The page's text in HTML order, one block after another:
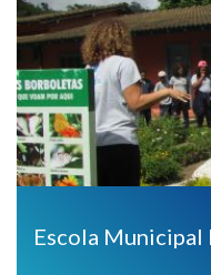
Escola Municipal